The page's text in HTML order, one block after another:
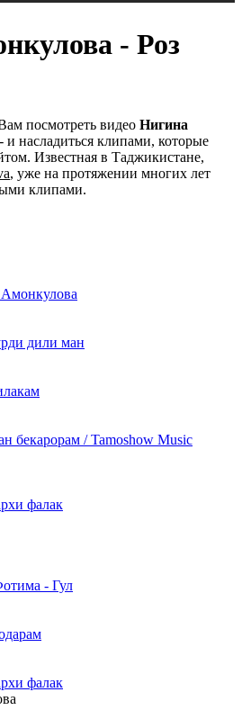
- Роз
посмотреть видео Нигина
- и насладиться клипами, которые
Известная в Таджикистане,
, уже на протяжении многих лет
клипами.
дили ман
бекарорам / Tamoshow Music
фалак
- Гул
фалак